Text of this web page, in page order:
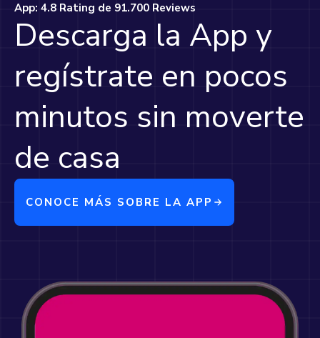
App: 4.8 Rating de 91.700 Reviews
Descarga la App y
regístrate en pocos
minutos sin moverte
de casa
CONOCE MÁS SOBRE LA APP